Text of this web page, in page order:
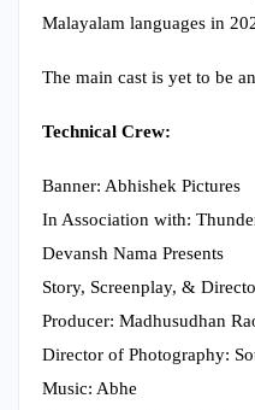
Malayalam languages in
The main cast is yet to be
Technical Crew:
Banner: Abhishek Pictures
In Association with:
Devansh Nama Presents
Story, Screenplay, &
Producer: Madhusudhan
Director of Photography:
Music: Abhe